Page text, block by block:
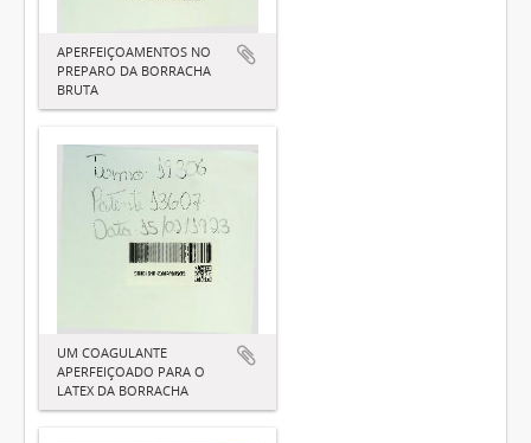
APERFEIÇOAMENTOS NO
PREPARO DA BORRACHA
BRUTA
UM COAGULANTE
APERFEIÇOADO PARA O
LATEX DA BORRACHA